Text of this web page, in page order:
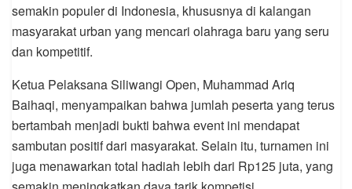
semakin populer di Indonesia, khususnya di kalangan
masyarakat urban yang mencari olahraga baru yang seru
dan kompetitif.
Ketua Pelaksana Siliwangi Open, Muhammad Ariq
Baihaqi, menyampaikan bahwa jumlah peserta yang terus
bertambah menjadi bukti bahwa event ini mendapat
sambutan positif dari masyarakat. Selain itu, turnamen ini
juga menawarkan total hadiah lebih dari Rp125 juta, yang